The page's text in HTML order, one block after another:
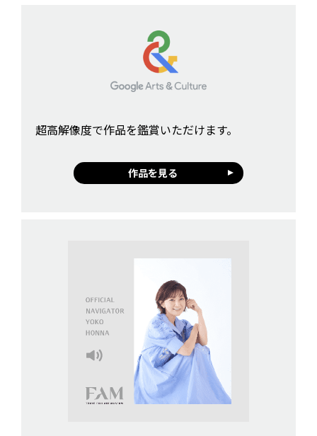
超高解像度で作品を鑑賞いただけます。
作品を見る